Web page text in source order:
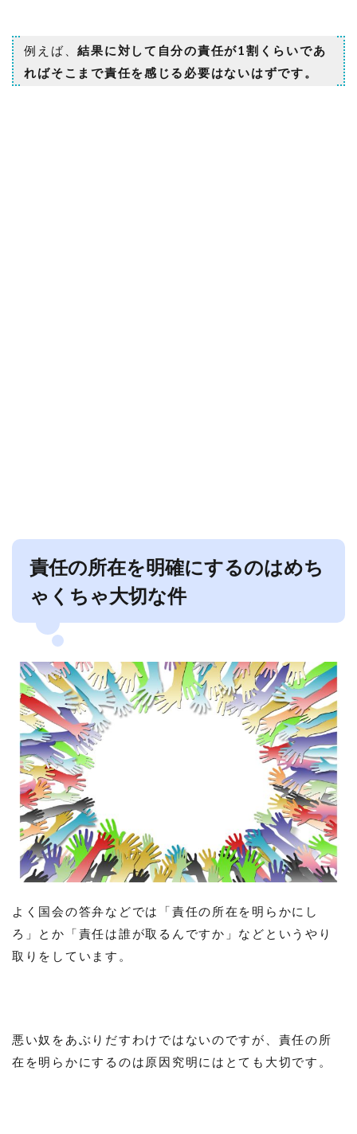
例えば、結果に対して自分の責任が1割くらいであ
ればそこまで責任を感じる必要はないはずです。
責任の所在を明確にするのはめち
ゃくちゃ大切な件
よく国会の答弁などでは「責任の所在を明らかにし
ろ」とか「責任は誰が取るんですか」などというやり
取りをしています。
悪い奴をあぶりだすわけではないのですが、責任の所
在を明らかにするのは原因究明にはとても大切です。